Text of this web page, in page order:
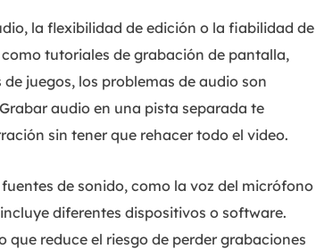
la flexibilidad de edición o la fiabilidad de
tutoriales de grabación de pantalla,
juegos, los problemas de audio son
audio en una pista separada te
sin tener que rehacer todo el video.
de sonido, como la voz del micrófono
diferentes dispositivos o software.
reduce el riesgo de perder grabaciones